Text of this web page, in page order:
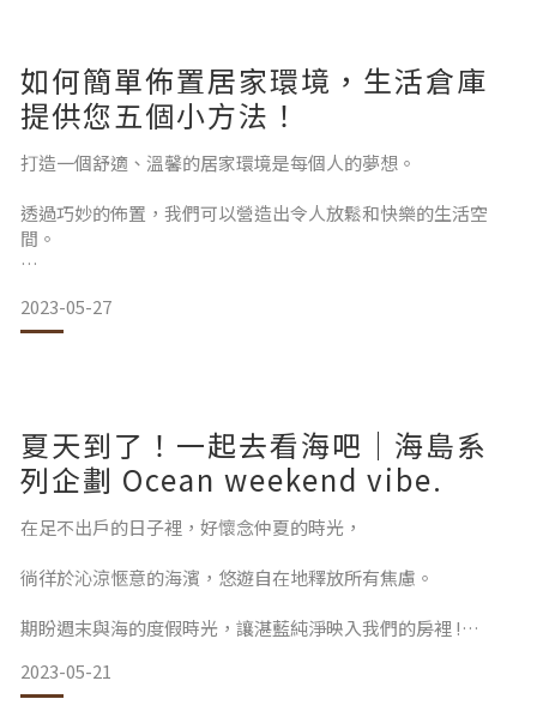
第一站. Houki Boshi (ほうき星 港川本店)
喜歡這款法式經典點心的你，千萬別錯過外焦脆內Q軟的口
如何簡單佈置居家環境，生活倉庫
提供您五個小方法！
打造一個舒適、溫馨的居家環境是每個人的夢想。
透過巧妙的佈置，我們可以營造出令人放鬆和快樂的生活空
間。
清潔和整理是佈置居家環境的第一步。
可以從房間或某個區域開始，將不需要的物品整理出來，為家
中創造更多的空間。
使用收納盒、書架或衣櫃來整理物品，讓家看起來更整潔。
這樣做不僅能提升居家環境的美觀度，還能減少混亂和壓力
感。
2023-05-27
夏天到了！一起去看海吧｜海島系
列企劃 Ocean weekend vibe.
在足不出戶的日子裡，好懷念仲夏的時光，
徜徉於沁涼愜意的海濱，悠遊自在地釋放所有焦慮。
期盼週末與海的度假時光，讓湛藍純淨映入我們的房裡 !
生活中，少不了一些儀式感！
2023-05-21